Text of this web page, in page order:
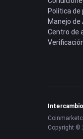
Política de
Manejo de
Centro de
Copyright ©